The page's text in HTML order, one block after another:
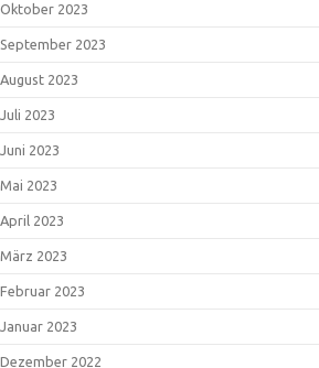
Oktober 2023
September 2023
August 2023
Juli 2023
Juni 2023
Mai 2023
April 2023
März 2023
Februar 2023
Januar 2023
Dezember 2022